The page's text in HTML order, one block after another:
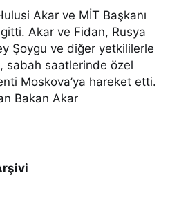
Akar ve MİT Başkanı
Akar ve Fidan, Rusya
Şoygu ve diğer yetkililerle
sabah saatlerinde özel
Moskova’ya hareket etti.
Bakan Akar